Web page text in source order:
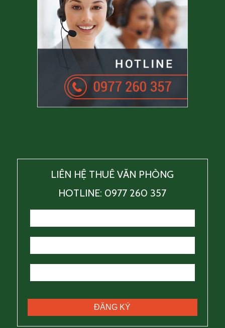
LIÊN HỆ THUÊ VĂN PHÒNG
HOTLINE: 0977 260 357